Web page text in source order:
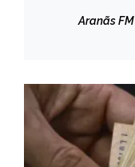
NOTÍCIAS
Aranãs FM